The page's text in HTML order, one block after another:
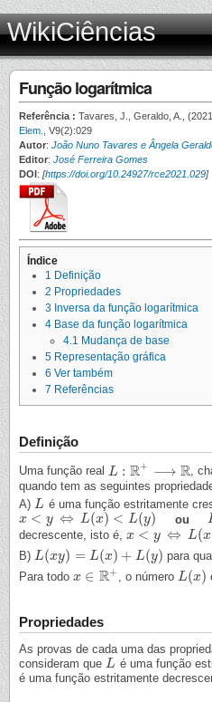
WikiCiências
Função logarítmica
Referência : Tavares, J., Geraldo, A.,
Elem.
, V9(2):029
Autor: João Nuno Tavares e Ângela
Editor: José Ferreira Gomes
DOI: [https://doi.org/10.24927/rce2021.029]
Índice
1 Definição
2 Propriedades
3 Inversa da função logarítmica
4 Base da função logarítmica
4.1 Mudança de base
5 Representação gráfica
6 Ver também
7 Referências
Definição
Uma função real L : R+ ⟶ R
L: R +⟶ R
,
quando tem as seguintes
A) L
L é uma função estritamente
x < y ⇔ L(x) < L(y)
x<y⇔L x)< L(y) ou
decrescente, isto é, x < y ⇔ L(x
x<y⇔L x)> L(y)
B) L(xy) = L(x) + L(y)
L(xy)=L (x) +L(y) para
Para todo x ∈ R+
x∈R + , o númeroL(x)
L(x)
Propriedades
As provas de cada uma das
consideram que L
L é uma função
é uma função estritamente